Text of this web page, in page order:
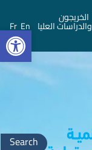
الخريجون
والدراسات العليا En
Fr
Search